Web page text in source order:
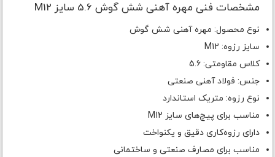
مشخصات فنی مهره آهنی شش گوش 5.6 سایز M12
نوع محصول: مهره آهنی شش گوش
سایز رزوه: M12
کلاس مقاومتی: 5.6
جنس: فولاد آهنی صنعتی
نوع رزوه: متریک استاندارد
مناسب برای پیچ‌های سایز M12
دارای رزوه‌کاری دقیق و یکنواخت
مناسب برای مصارف صنعتی و ساختمانی